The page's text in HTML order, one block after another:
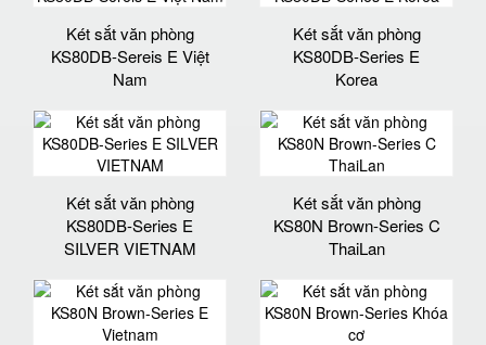
Két sắt văn phòng
KS80DB-Sereis E Việt
Nam
Két sắt văn phòng
KS80DB-Series E
Korea
Két sắt văn phòng
KS80DB-Series E
SILVER VIETNAM
Két sắt văn phòng
KS80N Brown-Series C
ThaiLan